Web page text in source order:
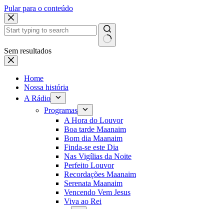
Pular para o conteúdo
Sem resultados
Home
Nossa história
A Rádio
Programas
A Hora do Louvor
Boa tarde Maanaim
Bom dia Maanaim
Finda-se este Dia
Nas Vigílias da Noite
Perfeito Louvor
Recordações Maanaim
Serenata Maanaim
Vencendo Vem Jesus
Viva ao Rei